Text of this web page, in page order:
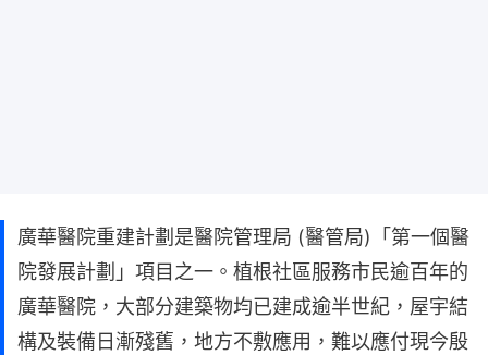
廣華醫院重建計劃是醫院管理局 (醫管局)「第一個醫
院發展計劃」項目之一。植根社區服務市民逾百年的
廣華醫院，大部分建築物均已建成逾半世紀，屋宇結
構及裝備日漸殘舊，地方不敷應用，難以應付現今殷